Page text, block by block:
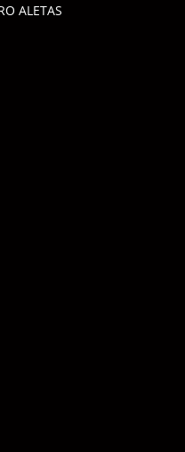
ALETAS